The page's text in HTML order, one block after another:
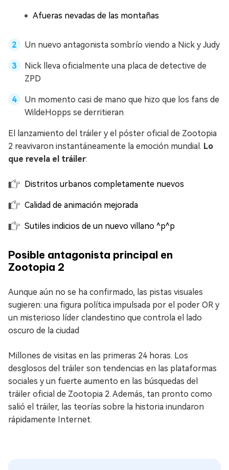
Afueras nevadas de las montañas
Un nuevo antagonista sombrío viendo a Nick y Judy
Nick lleva oficialmente una placa de detective de
ZPD
Un momento casi de mano que hizo que los fans de
WildeHopps se derritieran
El lanzamiento del tráiler y el póster oficial de Zootopia
2 reavivaron instantáneamente la emoción mundial. Lo
que revela el tráiler:
Distritos urbanos completamente nuevos
Calidad de animación mejorada
Sutiles indicios de un nuevo villano ^p^p
Posible antagonista principal en
Zootopia 2
Aunque aún no se ha confirmado, las pistas visuales
sugieren: una figura política impulsada por el poder OR y
un misterioso líder clandestino que controla el lado
oscuro de la ciudad
Millones de visitas en las primeras 24 horas. Los
desglosos del tráiler son tendencias en las plataformas
sociales y un fuerte aumento en las búsquedas del
tráiler oficial de Zootopia 2. Además, tan pronto como
salió el tráiler, las teorías sobre la historia inundaron
rápidamente Internet.